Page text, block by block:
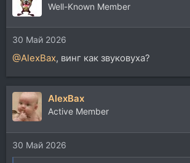
и
и
:
Well-Known Member
30 Май 2026
@AlexBax, винг как звуковуха?
AlexBax
Active Member
30 Май 2026